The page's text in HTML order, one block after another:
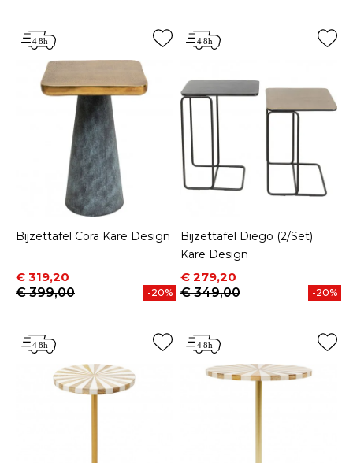
Bijzettafel Cora Kare Design
Prijs
€ 319,20
Normale prijs
€ 399,00
-20%
Bijzettafel Diego (2/Set)
Kare Design
Prijs
€ 279,20
Normale prijs
€ 349,00
-20%